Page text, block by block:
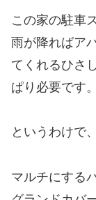
この家の駐車
雨が降ればア
てくれるひさ
ぱり必要です。
というわけで
マルチにする